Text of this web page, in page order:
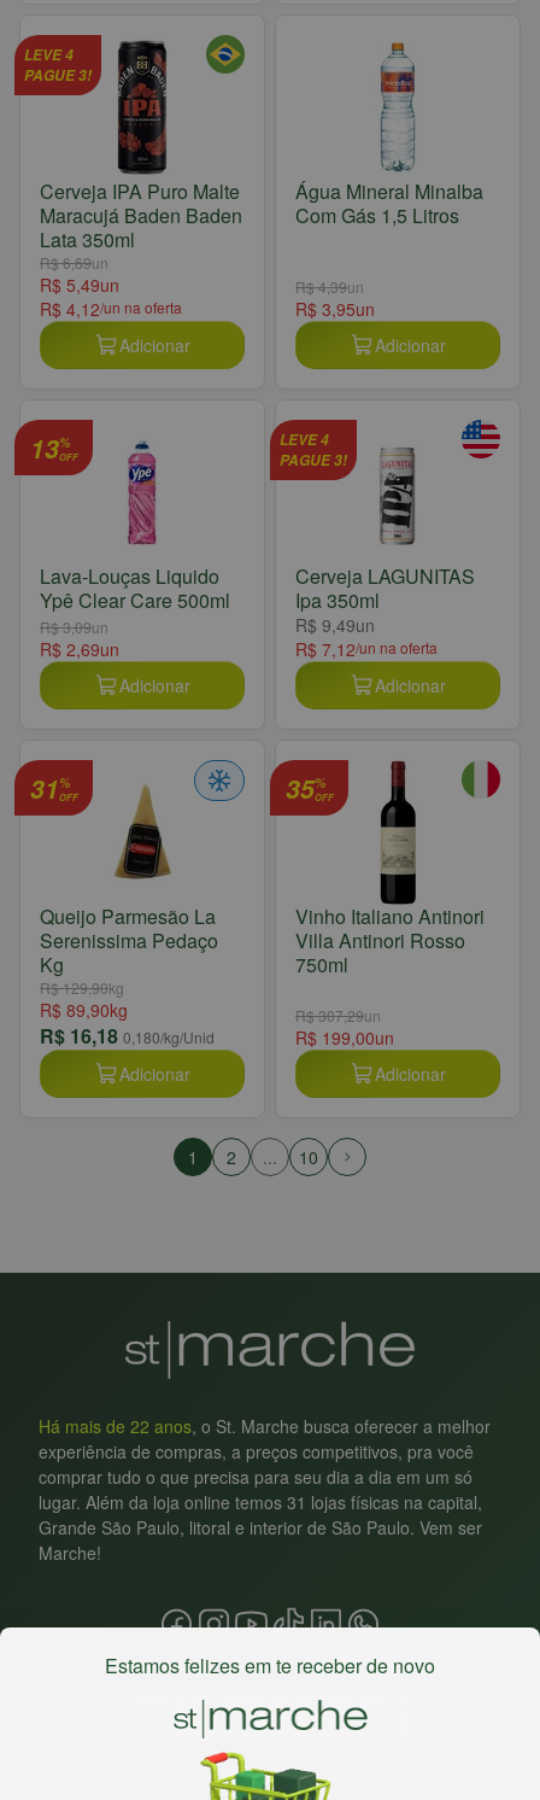
LEVE 4
PAGUE 3!
Cerveja IPA Puro Malte
Maracujá Baden Baden
Lata 350ml
R$ 6,69un
R$ 5,49un
R$ 4,12/un na oferta
Adicionar
Água Mineral Minalba
Com Gás 1,5 Litros
R$ 4,39un
R$ 3,95un
Adicionar
13%
OFF
Lava-Louças Liquido
Ypê Clear Care 500ml
R$ 3,09un
R$ 2,69un
Adicionar
LEVE 4
PAGUE 3!
Cerveja LAGUNITAS
Ipa 350ml
R$ 9,49un
R$ 7,12/un na oferta
Adicionar
31 %
OFF
Queijo Parmesão La
Serenissima Pedaço
Kg
R$ 129,90kg
R$ 89,90kg
R$ 16,18 0,180/kg/Unid
Adicionar
35%
OFF
Vinho Italiano Antinori
Villa Antinori Rosso
750ml
R$ 307,29un
R$ 199,00un
Adicionar
1 2 ... 10
Há mais de 22 anos, o St. Marche busca oferecer a melhor
experiência de compras, a preços competitivos, pra você
comprar tudo o que precisa para seu dia a dia em um só
lugar. Além da loja online temos 31 lojas físicas na capital,
Grande São Paulo, litoral e interior de São Paulo. Vem ser
Marche!
Baixe nosso app
Estamos felizes em te receber de novo